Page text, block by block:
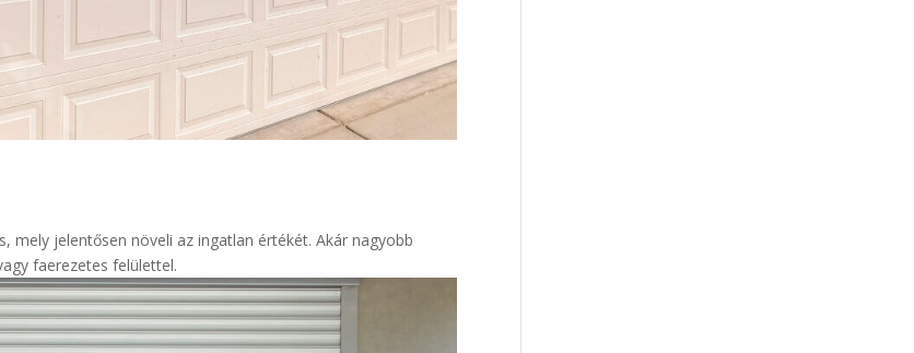
mely jelentősen növeli az ingatlan értékét. Akár nagyobb
faerezetes felülettel.